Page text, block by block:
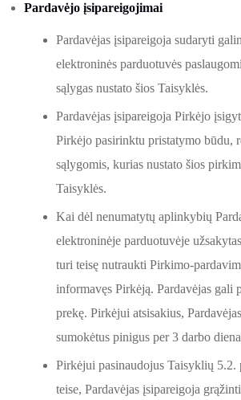
Pardavėjo įsipareigojimai
Pardavėjas įsipareigoja sudaryti
elektroninės parduotuvės
sąlygas nustato šios Taisyklės.
Pardavėjas įsipareigoja Pirkėjo
Pirkėjo pasirinktu pristatymo būdu,
sąlygomis, kurias nustato šios
Taisyklės.
Kai dėl nenumatytų aplinkybių
elektroninėje parduotuvėje
turi teisę nutraukti Pirkimo-
informavęs Pirkėją. Pardavėjas gali
prekę. Pirkėjui atsisakius,
sumokėtus pinigus per 3 darbo
Pirkėjui pasinaudojus Taisyklių 5.2.
teise, Pardavėjas įsipareigoja